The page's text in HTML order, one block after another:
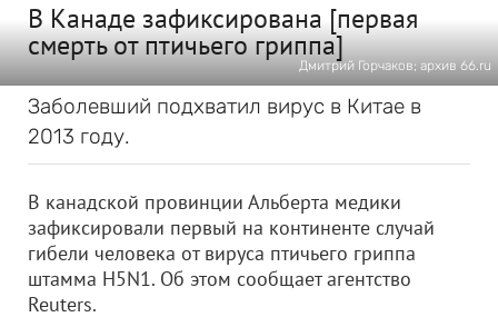
В Канаде зафиксирована [первая
смерть от птичьего гриппа]
Дмитрий Горчаков; архив 66.ru
Заболевший подхватил вирус в Китае в
2013 году.
В канадской провинции Альберта медики
зафиксировали первый на континенте случай
гибели человека от вируса птичьего гриппа
штамма H5N1. Об этом сообщает агентство
Reuters.